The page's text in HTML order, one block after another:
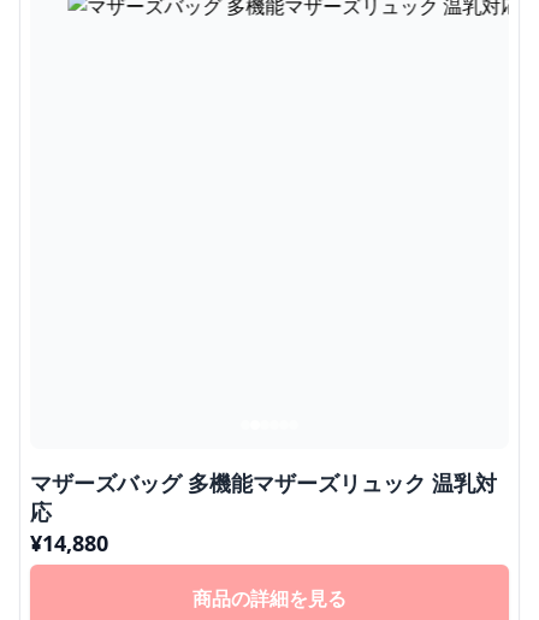
マザーズバッグ 多機能マザーズリュック 温乳対
応
¥14,880
商品の詳細を見る